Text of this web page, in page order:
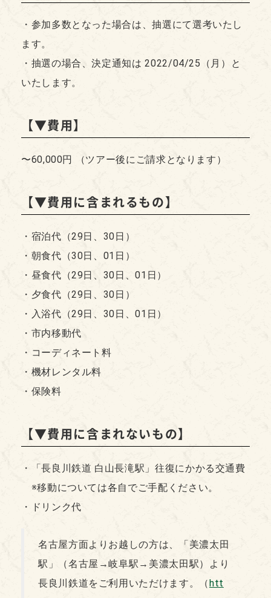
・参加多数となった場合は、抽選にて選考いたし
ます。
・抽選の場合、決定通知は 2022/04/25（月）と
いたします。
【▼費用】
〜60,000円 （ツアー後にご請求となります）
【▼費用に含まれるもの】
・宿泊代（29日、30日）
・朝食代（30日、01日）
・昼食代（29日、30日、01日）
・夕食代（29日、30日）
・入浴代（29日、30日、01日）
・市内移動代
・コーディネート料
・機材レンタル料
・保険料
【▼費用に含まれないもの】
・「長良川鉄道 白山長滝駅」往復にかかる交通費
※移動については各自でご手配ください。
・ドリンク代
名古屋方面よりお越しの方は、「美濃太田
駅」（名古屋→岐阜駅→美濃太田駅）より
長良川鉄道をご利用いただけます。（htt